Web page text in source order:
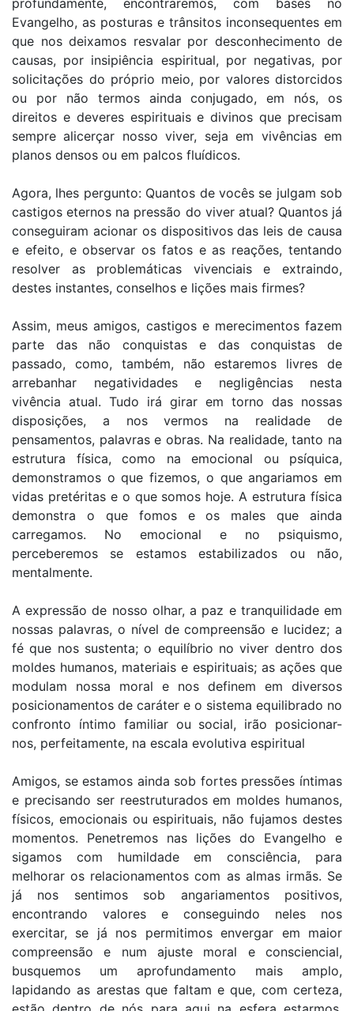
profundamente, encontraremos, com bases no
Evangelho, as posturas e trânsitos inconsequentes em
que nos deixamos resvalar por desconhecimento de
causas, por insipiência espiritual, por negativas, por
solicitações do próprio meio, por valores distorcidos
ou por não termos ainda conjugado, em nós, os
direitos e deveres espirituais e divinos que precisam
sempre alicerçar nosso viver, seja em vivências em
planos densos ou em palcos fluídicos.
Agora, lhes pergunto: Quantos de vocês se julgam sob
castigos eternos na pressão do viver atual? Quantos já
conseguiram acionar os dispositivos das leis de causa
e efeito, e observar os fatos e as reações, tentando
resolver as problemáticas vivenciais e extraindo,
destes instantes, conselhos e lições mais firmes?
Assim, meus amigos, castigos e merecimentos fazem
parte das não conquistas e das conquistas de
passado, como, também, não estaremos livres de
arrebanhar negatividades e negligências nesta
vivência atual. Tudo irá girar em torno das nossas
disposições, a nos vermos na realidade de
pensamentos, palavras e obras. Na realidade, tanto na
estrutura física, como na emocional ou psíquica,
demonstramos o que fizemos, o que angariamos em
vidas pretéritas e o que somos hoje. A estrutura física
demonstra o que fomos e os males que ainda
carregamos. No emocional e no psiquismo,
perceberemos se estamos estabilizados ou não,
mentalmente.
A expressão de nosso olhar, a paz e tranquilidade em
nossas palavras, o nível de compreensão e lucidez; a
fé que nos sustenta; o equilíbrio no viver dentro dos
moldes humanos, materiais e espirituais; as ações que
modulam nossa moral e nos definem em diversos
posicionamentos de caráter e o sistema equilibrado no
confronto íntimo familiar ou social, irão posicionar-
nos, perfeitamente, na escala evolutiva espiritual
Amigos, se estamos ainda sob fortes pressões íntimas
e precisando ser reestruturados em moldes humanos,
físicos, emocionais ou espirituais, não fujamos destes
momentos. Penetremos nas lições do Evangelho e
sigamos com humildade em consciência, para
melhorar os relacionamentos com as almas irmãs. Se
já nos sentimos sob angariamentos positivos,
encontrando valores e conseguindo neles nos
exercitar, se já nos permitimos envergar em maior
compreensão e num ajuste moral e consciencial,
busquemos um aprofundamento mais amplo,
lapidando as arestas que faltam e que, com certeza,